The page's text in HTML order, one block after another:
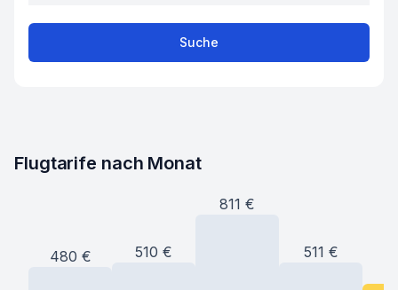
Suche
Flugtarife nach Monat
480 € 510 €
811 €
511 €